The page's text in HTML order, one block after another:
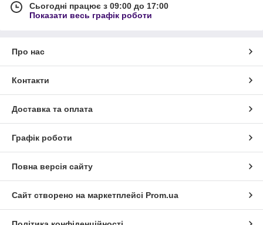
Сьогодні працює з 09:00 до 17:00
Показати весь графік роботи
Про нас
Контакти
Доставка та оплата
Графік роботи
Повна версія сайту
Сайт створено на маркетплейсі Prom.ua